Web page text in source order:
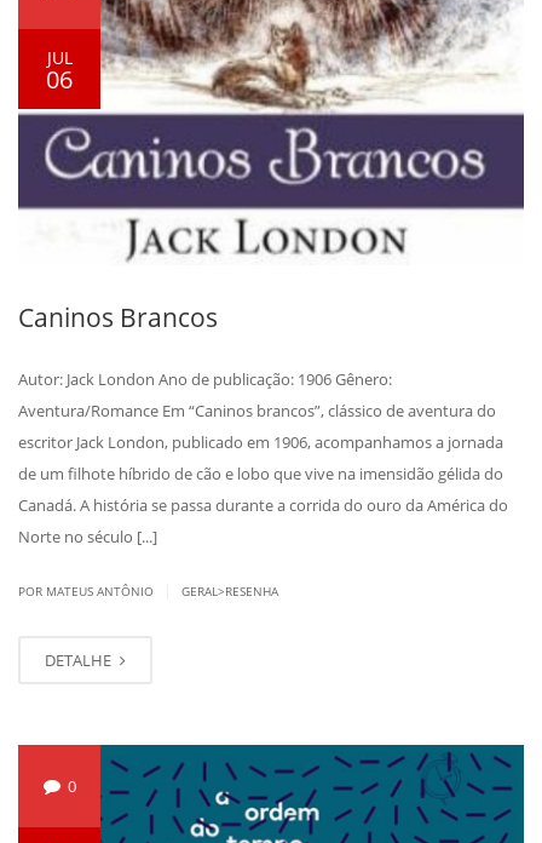
JUL
06
Caninos Brancos
Autor: Jack London Ano de publicação: 1906 Gênero:
Aventura/Romance Em “Caninos brancos”, clássico de aventura do
escritor Jack London, publicado em 1906, acompanhamos a jornada
de um filhote híbrido de cão e lobo que vive na imensidão gélida do
Canadá. A história se passa durante a corrida do ouro da América do
Norte no século [...]
POR MATEUS ANTÔNIO GERAL>RESENHA
DETALHE
0